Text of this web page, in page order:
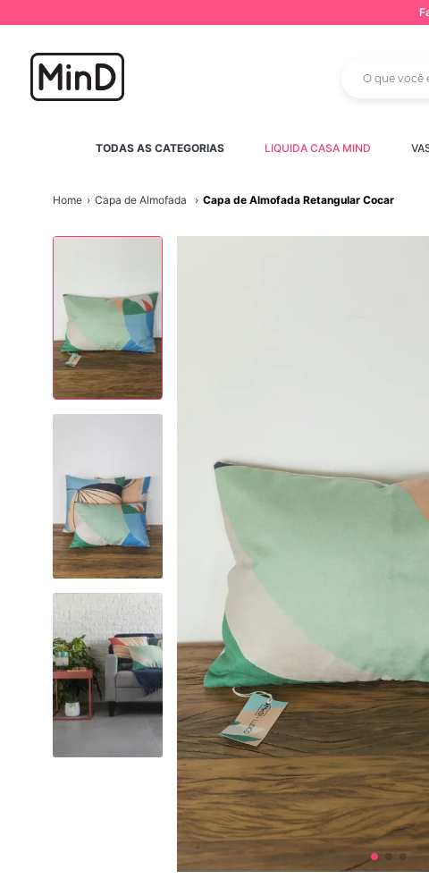
TODAS AS CATEGORIAS LIQUIDA CASA MIND
Capa de Almofada Capa de Almofada Retangular Cocar
tapete parede
5º
tapete arcos
6º
mini prateleira